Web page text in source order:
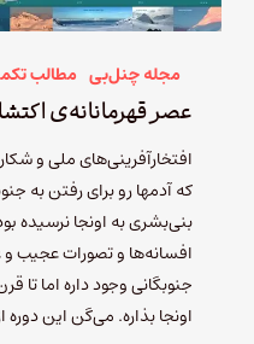
مجله چنل‌بی مطالب
عصر قهرمانانه‌ی
افتخارآفرینی‌های ملی و
که آدمها رو برای رفتن به
بنی‌بشری به اونجا نرسیده
افسانه‌ها و تصورات
جنوبگانی وجود داره اما
اونجا بذاره. می‌گن این دوره